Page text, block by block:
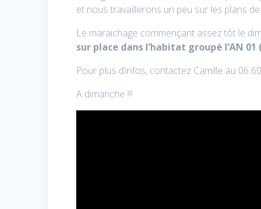
et nous travaillerons un peu sur les plans
Le maraichage commençant assez tôt le
sur place dans l’habitat groupé l’AN
Pour plus d’infos, contactez Camille au 06
A dimanche !!!